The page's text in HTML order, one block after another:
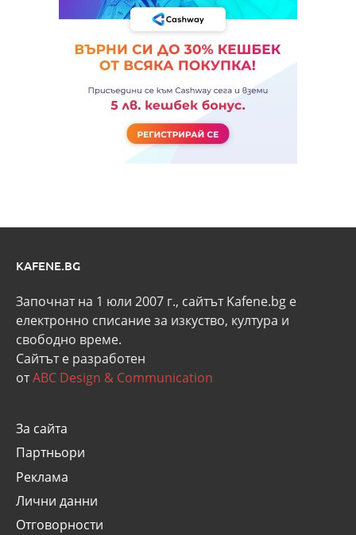
KAFENE.BG
Започнат на 1 юли 2007 г., сайтът Kafene.bg e
eлектронно списание за изкуство, култура и
свободно време.
Сайтът е разработен
отABC Design & Communication
За сайта
Партньори
Реклама
Лични данни
Отговорности